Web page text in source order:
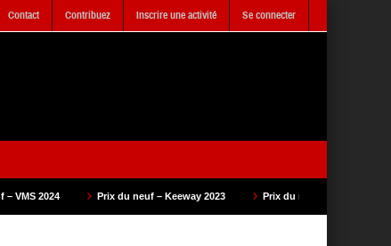
Contact Contribuez Inscrire une activité Se connecter
Prix du neuf – Keeway 2023 Prix du neuf – SAM Cycle 2023